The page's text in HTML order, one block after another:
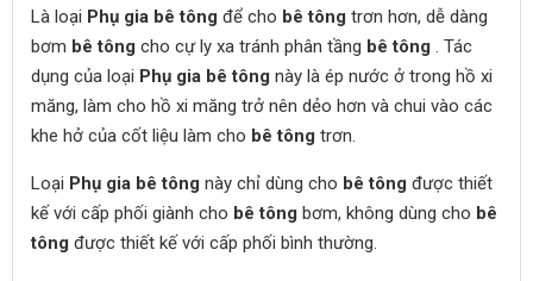
Là loại Phụ gia bê tông để cho bê tông trơn hơn, dễ dàng
bơm bê tông cho cự ly xa tránh phân tầng bê tông . Tác
dụng của loại Phụ gia bê tông này là ép nước ở trong hồ xi
măng, làm cho hồ xi măng trở nên dẻo hơn và chui vào các
khe hở của cốt liệu làm cho bê tông trơn.
Loại Phụ gia bê tông này chỉ dùng cho bê tông được thiết
kế với cấp phối giành cho bê tông bơm, không dùng cho bê
tông được thiết kế với cấp phối bình thường.